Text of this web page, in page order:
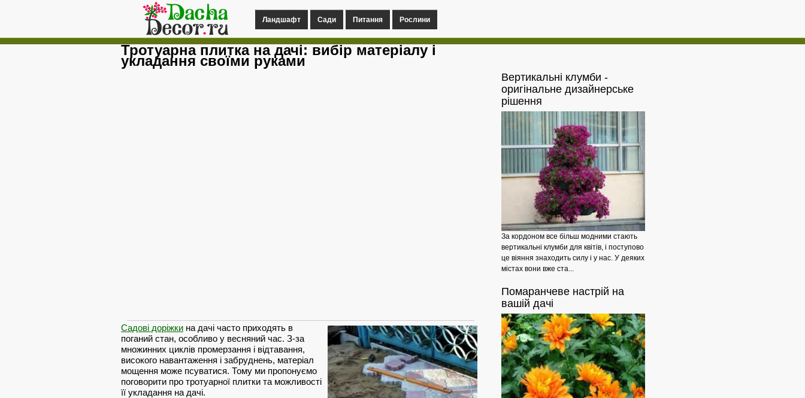
Ландшафт Сади Питання Рослини
Тротуарна плитка на дачі: вибір матеріалу і
укладання своїми руками
Садові доріжки на дачі часто приходять в
поганий стан, особливо у весняний час. З-за
множинних циклів промерзання і відтавання,
високого навантаження і забруднень, матеріал
мощення може псуватися. Тому ми пропонуємо
поговорити про тротуарної плитки та можливості
її укладання на дачі.
Вертикальні клумби -
оригінальне дизайнерське
рішення
За кордоном все більш модними стають
вертикальні клумби для квітів, і поступово
це віяння знаходить силу і у нас. У деяких
містах вони вже ста...
Помаранчеве настрій на
вашій дачі